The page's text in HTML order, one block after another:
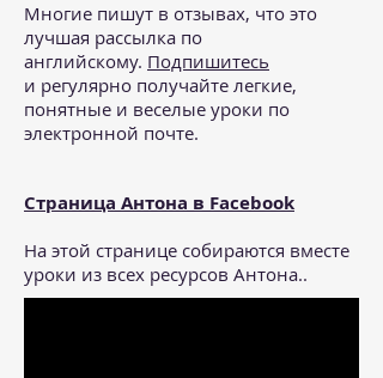
Многие пишут в отзывах, что это
лучшая рассылка по
английскому. Подпишитесь
и регулярно получайте легкие,
понятные и веселые уроки по
электронной почте.
Страница Антона в Facebook
На этой странице собираются вместе
уроки из всех ресурсов Антона..